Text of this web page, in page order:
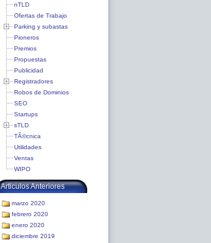
nTLD
Ofertas de Trabajo
Parking y subastas
Pioneros
Premios
Propuestas
Publicidad
Registradores
Robos de Dominios
SEO
Startups
sTLD
TÃ©cnica
Utilidades
Ventas
WIPO
Articulos Anteriores
marzo 2020
febrero 2020
enero 2020
diciembre 2019